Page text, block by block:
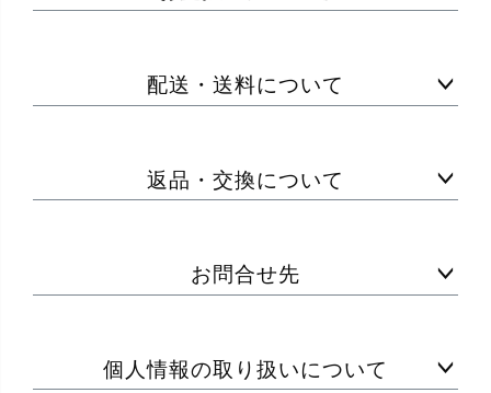
配送・送料について
返品・交換について
お問合せ先
個人情報の取り扱いについて